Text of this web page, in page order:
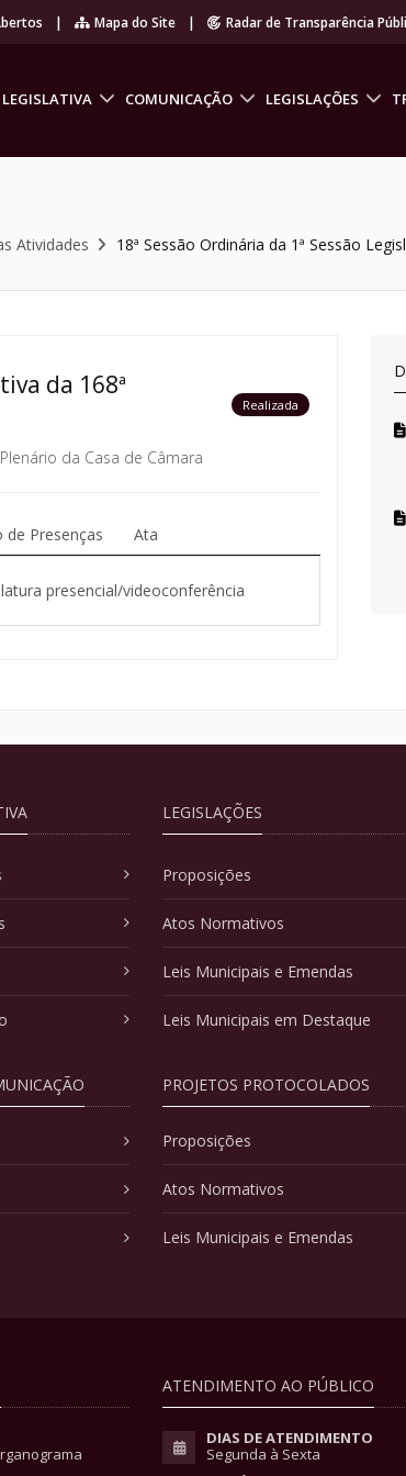
| Mapa do Site | Radar de Transparência
COMUNICAÇÃO LEGISLAÇÕES
Atividades 18ª Sessão Ordinária da 1ª Sessão
da 168ª
Realizada
Plenário da Casa de Câmara
de Presenças Ata
presencial/videoconferência
LEGISLAÇÕES
Proposições
Atos Normativos
Leis Municipais e Emendas
Leis Municipais em Destaque
PROJETOS PROTOCOLADOS
Proposições
Atos Normativos
Leis Municipais e Emendas
ATENDIMENTO AO PÚBLICO
DIAS DE ATENDIMENTO
Segunda à Sexta